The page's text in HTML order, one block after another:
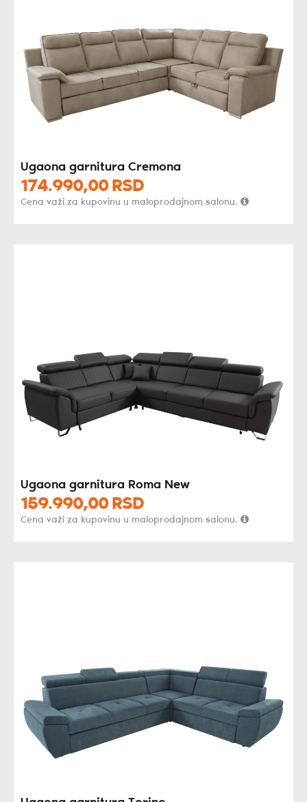
Ugaona garnitura Cremona
174.990,00 RSD
Cena važi za kupovinu u maloprodajnom salonu.
Ugaona garnitura Roma New
159.990,00 RSD
Cena važi za kupovinu u maloprodajnom salonu.